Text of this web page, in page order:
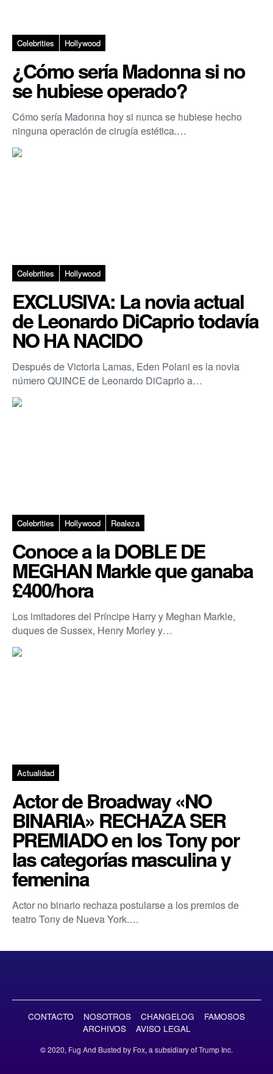
Celebrities Hollywood
¿Cómo sería Madonna si no
se hubiese operado?
Cómo sería Madonna hoy si nunca se hubiese hecho
ninguna operación de cirugía estética.…
Celebrities Hollywood
EXCLUSIVA: La novia actual
de Leonardo DiCaprio todavía
NO HA NACIDO
Después de Victoria Lamas, Eden Polani es la novia
número QUINCE de Leonardo DiCaprio a…
Celebrities Hollywood Realeza
Conoce a la DOBLE DE
MEGHAN Markle que ganaba
£400/hora
Los imitadores del Príncipe Harry y Meghan Markle,
duques de Sussex, Henry Morley y…
Actualidad
Actor de Broadway «NO
BINARIA» RECHAZA SER
PREMIADO en los Tony por
las categorías masculina y
femenina
Actor no binario rechaza postularse a los premios de
teatro Tony de Nueva York.…
CONTACTO NOSOTROS CHANGELOG
FAMOSOS
ARCHIVOS
AVISO LEGAL
© 2020, Fug And Busted by Fox, a subsidiary of Trump Inc.